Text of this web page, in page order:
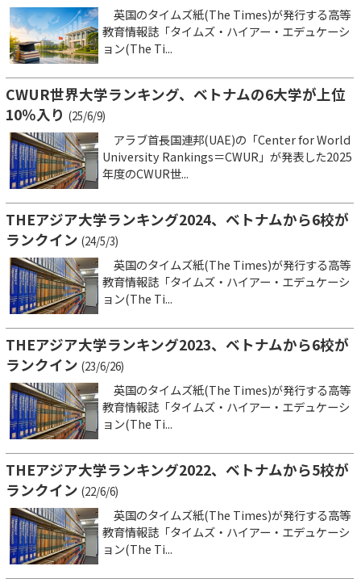
英国のタイムズ紙(The Times)が発行する高等
教育情報誌「タイムズ・ハイアー・エデュケーシ
ョン(The Ti...
CWUR世界大学ランキング、ベトナムの6大学が上位
10％入り (25/6/9)
アラブ首長国連邦(UAE)の「Center for World
University Rankings＝CWUR」が発表した2025
年度のCWUR世...
THEアジア大学ランキング2024、ベトナムから6校が
ランクイン (24/5/3)
英国のタイムズ紙(The Times)が発行する高等
教育情報誌「タイムズ・ハイアー・エデュケーシ
ョン(The Ti...
THEアジア大学ランキング2023、ベトナムから6校が
ランクイン (23/6/26)
英国のタイムズ紙(The Times)が発行する高等
教育情報誌「タイムズ・ハイアー・エデュケーシ
ョン(The Ti...
THEアジア大学ランキング2022、ベトナムから5校が
ランクイン (22/6/6)
英国のタイムズ紙(The Times)が発行する高等
教育情報誌「タイムズ・ハイアー・エデュケーシ
ョン(The Ti...